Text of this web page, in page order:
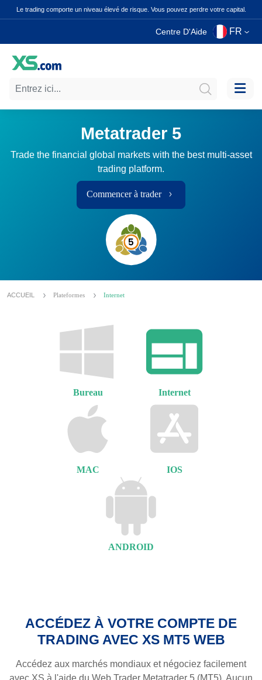
Le trading comporte un niveau élevé de risque. Vous pouvez perdre votre capital.
Centre D'Aide FR
Metatrader 5
Trade the financial global markets with the best multi-asset
trading platform.
Commencer à trader
ACCUEIL Plateformes Internet
Bureau Internet
MAC IOS
ANDROID
ACCÉDEZ À VOTRE COMPTE DE
TRADING AVEC XS MT5 WEB
Accédez aux marchés mondiaux et négociez facilement
avec XS à l'aide du Web Trader Metatrader 5 (MT5). Aucun